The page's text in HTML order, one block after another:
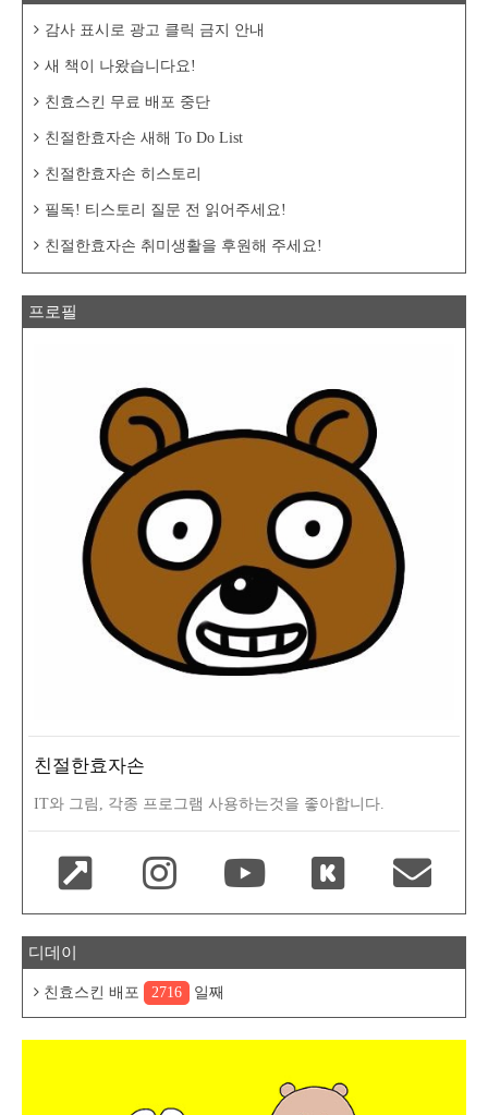
감사 표시로 광고 클릭 금지 안내
새 책이 나왔습니다요!
친효스킨 무료 배포 중단
친절한효자손 새해 To Do List
친절한효자손 히스토리
필독! 티스토리 질문 전 읽어주세요!
친절한효자손 취미생활을 후원해 주세요!
프로필
친절한효자손
IT와 그림, 각종 프로그램 사용하는것을 좋아합니다.
디데이
친효스킨 배포 2716 일째